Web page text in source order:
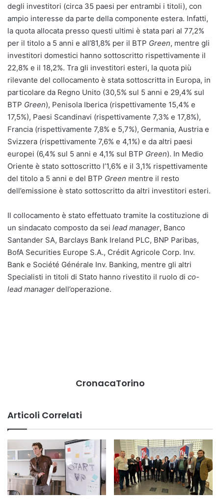
degli investitori (circa 35 paesi per entrambi i titoli), con
ampio interesse da parte della componente estera. Infatti,
la quota allocata presso questi ultimi è stata pari al 77,2%
per il titolo a 5 anni e all’81,8% per il BTP Green, mentre gli
investitori domestici hanno sottoscritto rispettivamente il
22,8% e il 18,2%. Tra gli investitori esteri, la quota più
rilevante del collocamento è stata sottoscritta in Europa, in
particolare da Regno Unito (30,5% sul 5 anni e 29,4% sul
BTP Green), Penisola Iberica (rispettivamente 15,4% e
17,5%), Paesi Scandinavi (rispettivamente 7,3% e 17,8%),
Francia (rispettivamente 7,8% e 5,7%), Germania, Austria e
Svizzera (rispettivamente 7,6% e 4,1%) e da altri paesi
europei (6,4% sul 5 anni e 4,1% sul BTP Green). In Medio
Oriente è stato sottoscritto l’1,6% e il 3,1% rispettivamente
del titolo a 5 anni e del BTP Green mentre il resto
dell’emissione è stato sottoscritto da altri investitori esteri.
Il collocamento è stato effettuato tramite la costituzione di
un sindacato composto da sei lead manager, Banco
Santander SA, Barclays Bank Ireland PLC, BNP Paribas,
BofA Securities Europe S.A., Crédit Agricole Corp. Inv.
Bank e Société Générale Inv. Banking, mentre gli altri
Specialisti in titoli di Stato hanno rivestito il ruolo di co-
lead manager dell’operazione.
CronacaTorino
Articoli Correlati